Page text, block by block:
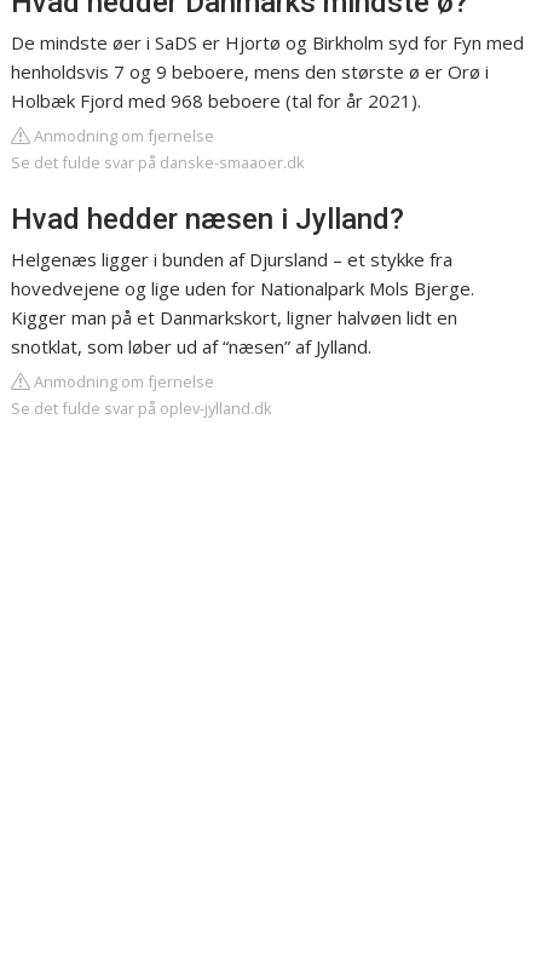
De mindste øer i SaDS er Hjortø og Birkholm syd for Fyn med
henholdsvis 7 og 9 beboere, mens den største ø er Orø i
Holbæk Fjord med 968 beboere (tal for år 2021).
Anmodning om fjernelse
Se det fulde svar på danske-smaaoer.dk
Hvad hedder næsen i Jylland?
Helgenæs ligger i bunden af Djursland – et stykke fra
hovedvejene og lige uden for Nationalpark Mols Bjerge.
Kigger man på et Danmarkskort, ligner halvøen lidt en
snotklat, som løber ud af “næsen” af Jylland.
Anmodning om fjernelse
Se det fulde svar på oplev-jylland.dk